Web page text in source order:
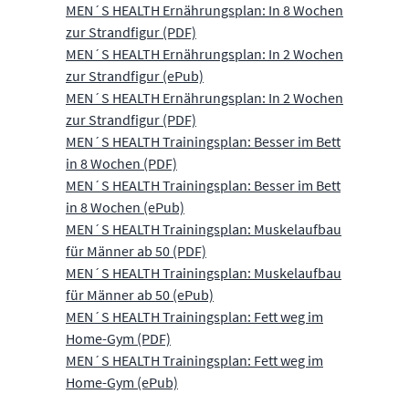
MEN´S HEALTH Ernährungsplan: In 8 Wochen
zur Strandfigur (PDF)
MEN´S HEALTH Ernährungsplan: In 2 Wochen
zur Strandfigur (ePub)
MEN´S HEALTH Ernährungsplan: In 2 Wochen
zur Strandfigur (PDF)
MEN´S HEALTH Trainingsplan: Besser im Bett
in 8 Wochen (PDF)
MEN´S HEALTH Trainingsplan: Besser im Bett
in 8 Wochen (ePub)
MEN´S HEALTH Trainingsplan: Muskelaufbau
für Männer ab 50 (PDF)
MEN´S HEALTH Trainingsplan: Muskelaufbau
für Männer ab 50 (ePub)
MEN´S HEALTH Trainingsplan: Fett weg im
Home-Gym (PDF)
MEN´S HEALTH Trainingsplan: Fett weg im
Home-Gym (ePub)